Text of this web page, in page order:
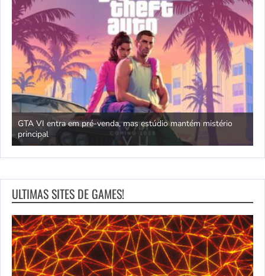
GTA VI entra em pré-venda, mas estúdio mantém mistério
principal
ULTIMAS SITES DE GAMES!